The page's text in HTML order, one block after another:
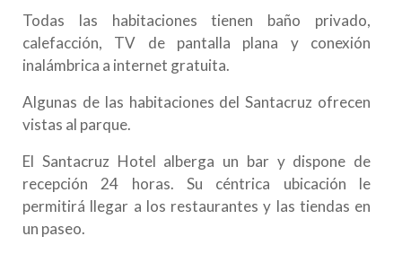
Todas las habitaciones tienen baño privado,
calefacción, TV de pantalla plana y conexión
inalámbrica a internet gratuita.
Algunas de las habitaciones del Santacruz ofrecen
vistas al parque.
El Santacruz Hotel alberga un bar y dispone de
recepción 24 horas. Su céntrica ubicación le
permitirá llegar a los restaurantes y las tiendas en
un paseo.